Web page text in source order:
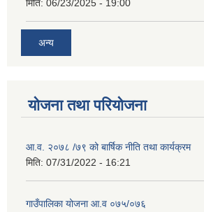
मिति: 06/23/2025 - 19:00
अन्य
योजना तथा परियोजना
आ.व. २०७८ /७९ को बार्षिक नीति तथा कार्यक्रम
मिति: 07/31/2022 - 16:21
गाउँपालिका योजना आ.व ०७५/०७६